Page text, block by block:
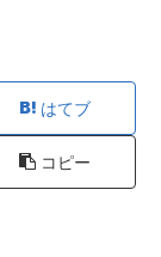
はてブ
コピー